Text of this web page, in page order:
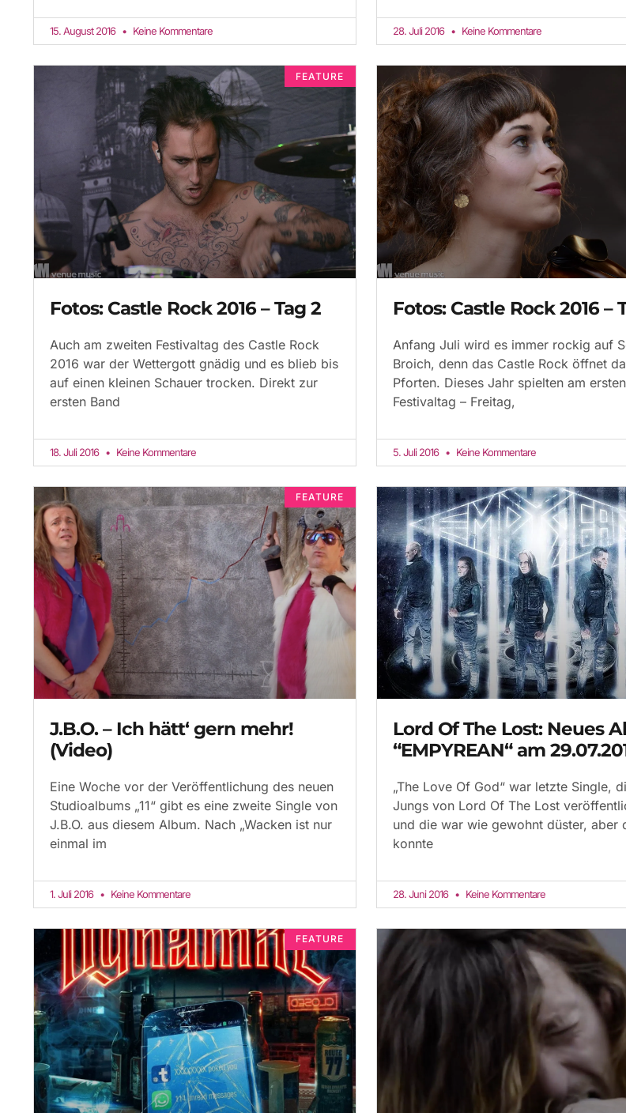
15. August 2016 Keine Kommentare 28. Juli 2016 Keine Kommentare
FEATURE
Fotos: Castle Rock 2016 – Tag 2
Auch am zweiten Festivaltag des Castle Rock
2016 war der Wettergott gnädig und es blieb bis
auf einen kleinen Schauer trocken. Direkt zur
ersten Band
18. Juli 2016 Keine Kommentare
Fotos: Castle Rock 2016 –
Anfang Juli wird es immer rockig auf
Broich, denn das Castle Rock öffnet
Pforten. Dieses Jahr spielten am ersten
Festivaltag – Freitag,
5. Juli 2016 Keine Kommentare
FEATURE
J.B.O. – Ich hätt‘ gern mehr!
(Video)
Eine Woche vor der Veröffentlichung des neuen
Studioalbums „11“ gibt es eine zweite Single von
J.B.O. aus diesem Album. Nach „Wacken ist nur
einmal im
1. Juli 2016 Keine Kommentare
Lord Of The Lost: Neues
“EMPYREAN“ am
„The Love Of God“ war letzte Single,
Jungs von Lord Of The Lost
und die war wie gewohnt düster, aber
konnte
28. Juni 2016 Keine Kommentare
FEATURE